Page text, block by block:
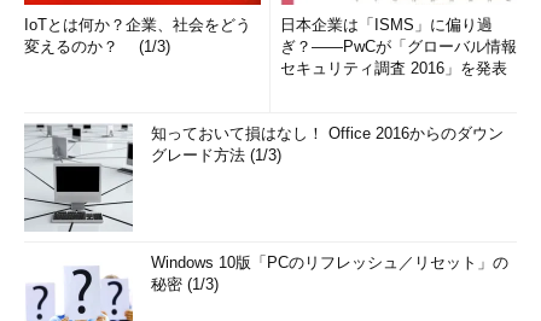
IoTとは何か？企業、社会をどう
変えるのか？ (1/3)
日本企業は「ISMS」に偏り過
ぎ？――PwCが「グローバル情報
セキュリティ調査 2016」を発表
知っておいて損はなし！ Office 2016からのダウン
グレード方法 (1/3)
Windows 10版「PCのリフレッシュ／リセット」の
秘密 (1/3)